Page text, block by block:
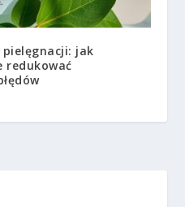
jak
redukować